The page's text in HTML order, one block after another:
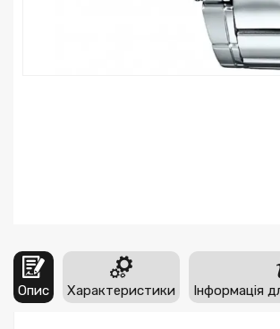
Опис Характеристики Інформація